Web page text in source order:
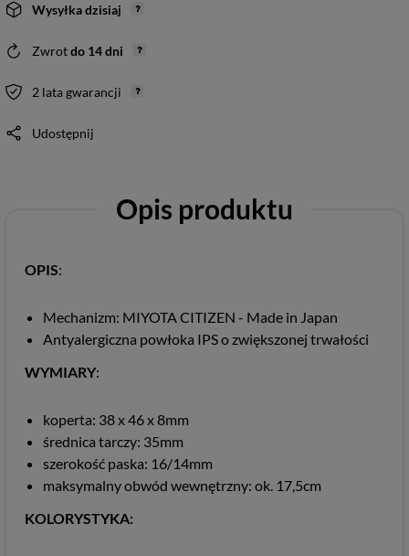
Wysyłkadzisiaj
Zwrotdo 14dni
2 lata gwarancji
Udostępnij
Opis produktu
OPIS:
Mechanizm: MIYOTA CITIZEN - Made in Japan
Antyalergiczna powłoka IPS o zwiększonej trwałości
WYMIARY:
koperta: 38 x 46 x 8mm
średnica tarczy: 35mm
szerokość paska: 16/14mm
maksymalny obwód wewnętrzny: ok. 17,5cm
KOLORYSTYKA: